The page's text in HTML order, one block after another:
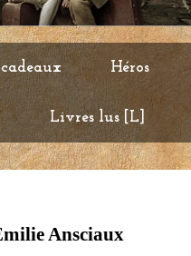
cadeaux Héros
Livres lus [L]
Ansciaux